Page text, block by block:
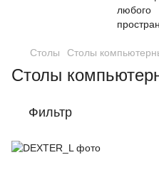
Столы Столы
Столы
Фильтр